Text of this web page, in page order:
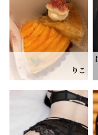
大好きなタルトもらってるんるん＞ ̫＜🎶
甘いものだーいすきっ
11日だけ出勤できることになったので
いつもより長い時間
11:00〜20:00います(´ᴗ ̫ ก`)✨
りこ